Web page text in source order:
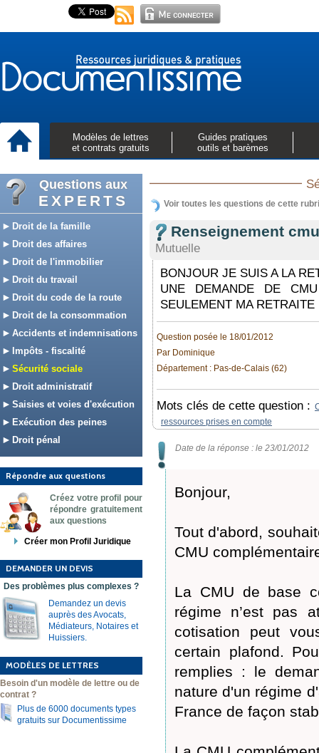
Modèles de lettres
et contrats gratuits
Guides pratiques
outils et barèmes
Questions aux
EXPERTS
Droit de la famille
Droit des affaires
Droit de l'immobilier
Droit du travail
Droit du code de la route
Droit de la consommation
Accidents et indemnisations
Impôts - fiscalité
Sécurité sociale
Droit administratif
Saisies et voies d'exécution
Exécution des peines
Droit pénal
Répondre aux questions
Créez votre profil pour
répondre gratuitement
aux questions
Créer mon Profil Juridique
DEMANDER UN DEVIS
Des problèmes plus complexes ?
Demandez un devis
auprès des Avocats,
Médiateurs, Notaires et
Huissiers.
MODÈLES DE LETTRES
Besoin d'un modèle de lettre ou de
contrat ?
Plus de 6000 documents types
gratuits sur Documentissime
Voir toutes les questions de cette
Renseignement cmu
Mutuelle
BONJOUR JE SUIS A LA
UNE DEMANDE DE
SEULEMENT MA
Question posée le 18/01/2012
Par Dominique
Département : Pas-de-Calais (62)
Mots clés de cette question :
ressources prises en compte
Date de la réponse : le 23/01/2012
Bonjour,
Tout d'abord,
CMU
La CMU de base
régime n’est pas
cotisation peut
certain plafond.
remplies : le
nature d'un régime
France de façon